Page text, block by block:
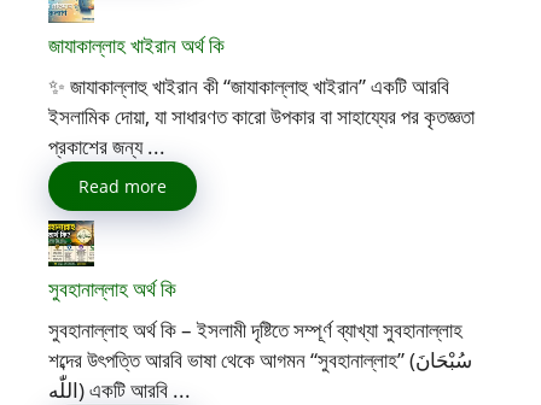
জাযাকাল্লাহ খাইরান অর্থ কি
✨ জাযাকাল্লাহু খাইরান কী “জাযাকাল্লাহু খাইরান” একটি আরবি
ইসলামিক দোয়া, যা সাধারণত কারো উপকার বা সাহায্যের পর কৃতজ্ঞতা
প্রকাশের জন্য ...
Read more
সুবহানাল্লাহ অর্থ কি
সুবহানাল্লাহ অর্থ কি – ইসলামী দৃষ্টিতে সম্পূর্ণ ব্যাখ্যা সুবহানাল্লাহ
শব্দের উৎপত্তি আরবি ভাষা থেকে আগমন “সুবহানাল্লাহ” (سُبْحَانَ
اللّٰه) একটি আরবি ...